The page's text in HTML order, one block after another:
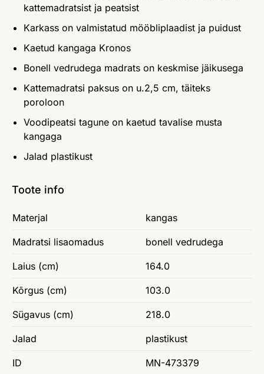
kattemadratsist ja peatsist
Karkass on valmistatud mööbliplaadist ja puidust
Kaetud kangaga Kronos
Bonell vedrudega madrats on keskmise jäikusega
Kattemadratsi paksus on u.2,5 cm, täiteks
poroloon
Voodipeatsi tagune on kaetud tavalise musta
kangaga
Jalad plastikust
Toote info
Materjal kangas
Madratsi lisaomadus bonell vedrudega
Laius (cm) 164.0
Kõrgus (cm) 103.0
Sügavus (cm) 218.0
Jalad plastikust
ID MN-473379